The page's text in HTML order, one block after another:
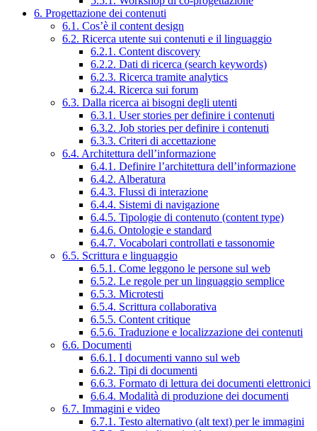
6. Progettazione dei contenuti
6.1. Cos’è il content design
6.2. Ricerca utente sui contenuti e il linguaggio
6.2.1. Content discovery
6.2.2. Dati di ricerca (search keywords)
6.2.3. Ricerca tramite analytics
6.2.4. Ricerca sui forum
6.3. Dalla ricerca ai bisogni degli utenti
6.3.1. User stories per definire i contenuti
6.3.2. Job stories per definire i contenuti
6.3.3. Criteri di accettazione
6.4. Architettura dell’informazione
6.4.1. Definire l’architettura dell’informazione
6.4.2. Alberatura
6.4.3. Flussi di interazione
6.4.4. Sistemi di navigazione
6.4.5. Tipologie di contenuto (content type)
6.4.6. Ontologie e standard
6.4.7. Vocabolari controllati e tassonomie
6.5. Scrittura e linguaggio
6.5.1. Come leggono le persone sul web
6.5.2. Le regole per un linguaggio semplice
6.5.3. Microtesti
6.5.4. Scrittura collaborativa
6.5.5. Content critique
6.5.6. Traduzione e localizzazione dei contenuti
6.6. Documenti
6.6.1. I documenti vanno sul web
6.6.2. Tipi di documenti
6.6.3. Formato di lettura dei documenti elettronici
6.6.4. Modalità di produzione dei documenti
6.7. Immagini e video
6.7.1. Testo alternativo (alt text) per le immagini